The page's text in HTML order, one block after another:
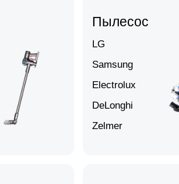
Пылесос
LG
Samsung
Electrolux
DeLonghi
Zelmer